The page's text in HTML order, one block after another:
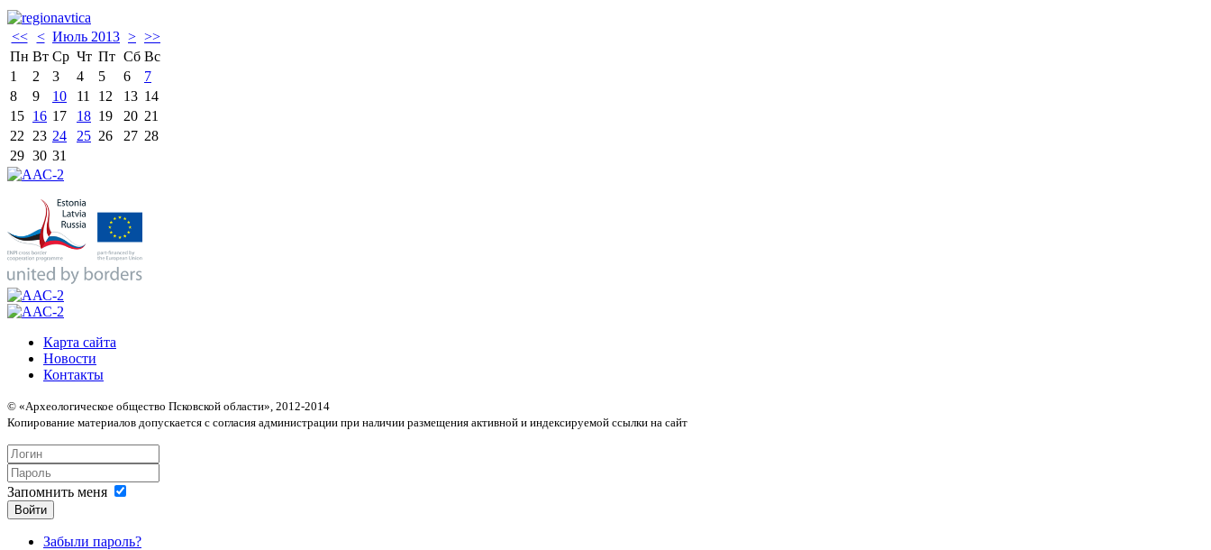
<< < Июль 2013 > >>
Пн Вт Ср Чт Пт Сб Вс
1
2 3 4 5 6
7
8
9 10 11 12 13 14
15 16 17 18 19 20 21
22
23 24 25 26 27 28
29 30 31
Карта сайта
Новости
Контакты
© «Археологическое общество Псковской области», 2012-2014
Копирование материалов допускается с согласия администрации при наличии размещения активной и индексируемой ссылки на сайт
Запомнить меня
Войти
Забыли пароль?